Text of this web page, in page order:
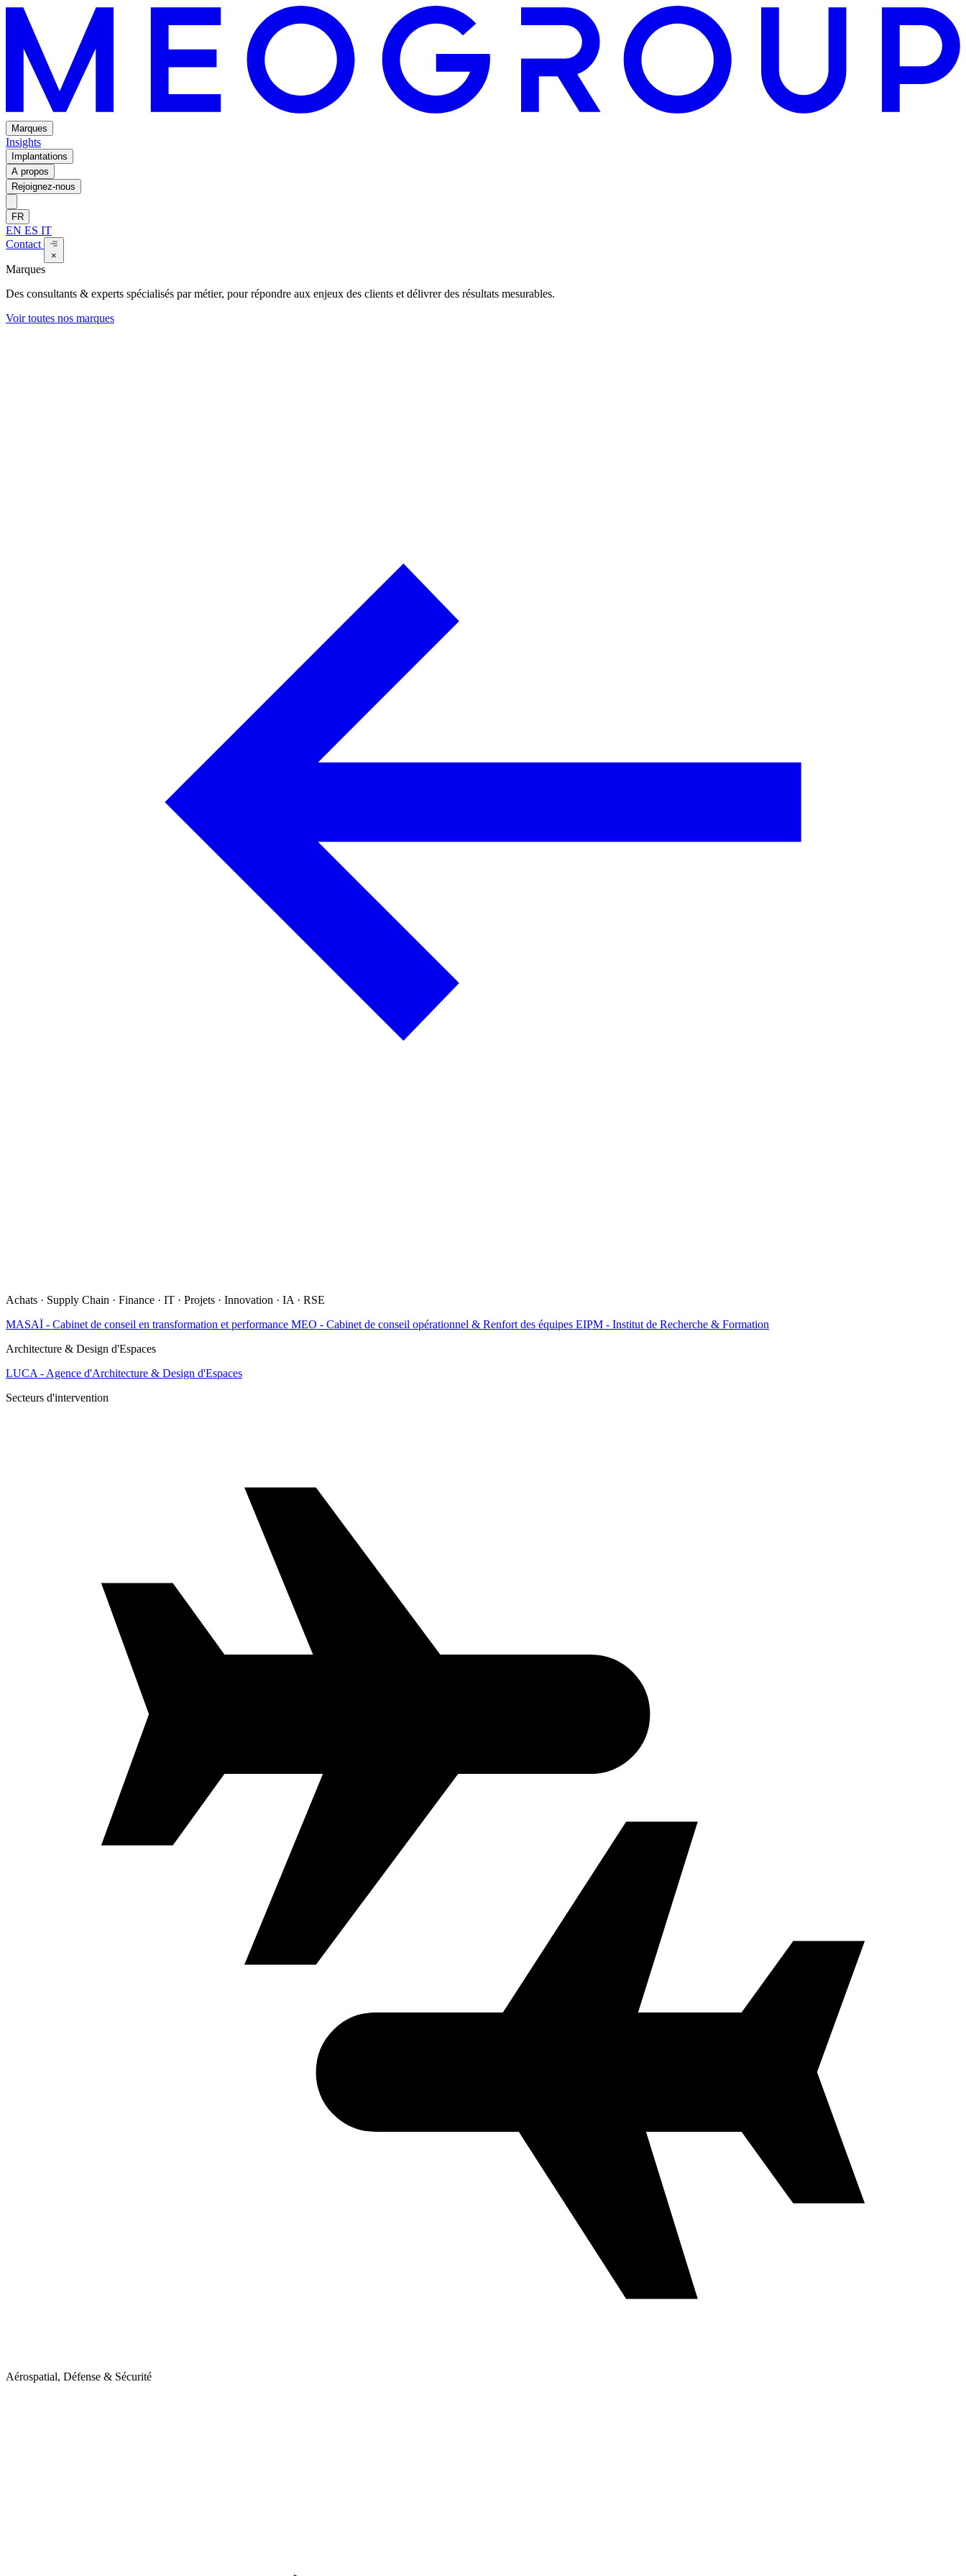
Marques
Insights
Implantations
A propos
Rejoignez-nous
FR
EN ES IT
Contact
×
Marques
Des consultants & experts spécialisés par métier, pour répondre aux enjeux des clients et délivrer des résultats mesurables.
Voir toutes nos marques
Achats · Supply Chain · Finance · IT · Projets · Innovation · IA · RSE
MASAÏ - Cabinet de conseil en transformation et performance MEO - Cabinet de conseil opérationnel & Renfort des équipes EIPM - Institut de Recherche & Formation
Architecture & Design d'Espaces
LUCA - Agence d'Architecture & Design d'Espaces
Secteurs d'intervention
Aérospatial, Défense & Sécurité